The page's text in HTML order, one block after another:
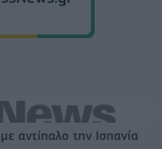
αντίπαλο την Ισπανία